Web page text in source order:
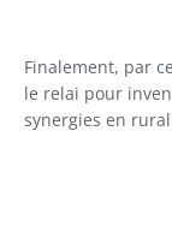
Finalement, par
le relai pour
synergies en